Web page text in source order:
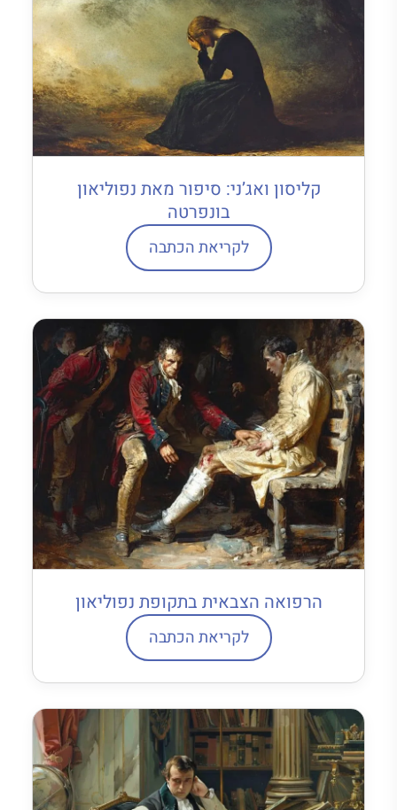
קליסון ואג’ני: סיפור מאת נפוליאון
בונפרטה
לקריאת הכתבה
הרפואה הצבאית בתקופת נפוליאון
לקריאת הכתבה